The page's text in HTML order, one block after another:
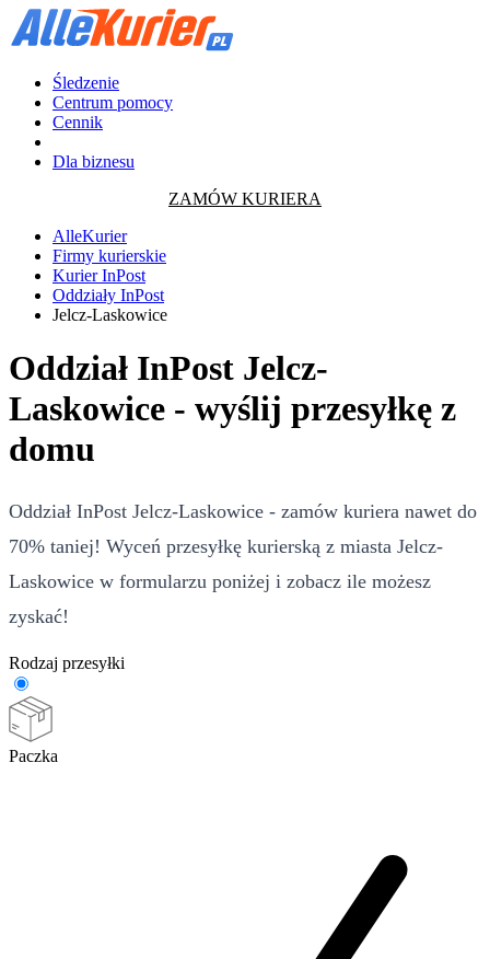
Śledzenie
Centrum pomocy
Cennik
Dla biznesu
ZAMÓW KURIERA
AlleKurier
Firmy kurierskie
Kurier InPost
Oddziały InPost
Jelcz-Laskowice
Oddział InPost Jelcz-
Laskowice - wyślij przesyłkę z
domu
Oddział InPost Jelcz-Laskowice - zamów kuriera nawet do
70% taniej! Wyceń przesyłkę kurierską z miasta Jelcz-
Laskowice w formularzu poniżej i zobacz ile możesz
zyskać!
Rodzaj przesyłki
Paczka